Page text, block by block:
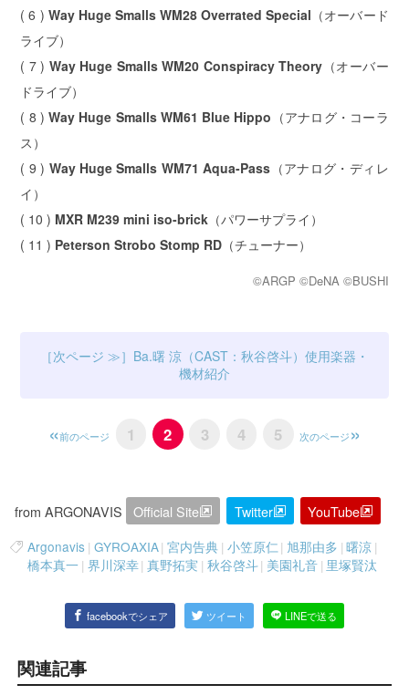
( 6 ) Way Huge Smalls WM28 Overrated Special （オーバード
ライブ）
( 7 ) Way Huge Smalls WM20 Conspiracy Theory （オーバー
ドライブ）
( 8 )Way Huge Smalls WM61 Blue Hippo （アナログ・コーラ
ス）
( 9 ) Way Huge Smalls WM71 Aqua-Pass （アナログ・ディレ
イ）
( 10 ) MXR M239 mini iso-brick （パワーサプライ）
( 11 ) Peterson Strobo Stomp RD （チューナー）
©ARGP ©DeNA ©BUSHI
Ba.曙 涼（CAST：秋谷啓斗）使用楽器・
機材紹介
前のページ 1 2 3 4 5 次のページ
from ARGONAVIS Official Site Twitter YouTube
Argonavis | GYROAXIA| 宮内告典 | 小笠原仁 | 旭那由多 | 曙涼 |
橋本真一 | 界川深幸| 真野拓実 | 秋谷啓斗| 美園礼音 | 里塚賢汰
facebookでシェア ツイート LINEで送る
関連記事